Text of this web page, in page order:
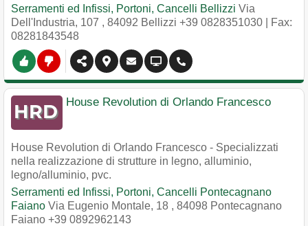
Serramenti ed Infissi, Portoni, Cancelli Bellizzi Via
Dell'Industria, 107 , 84092 Bellizzi +39 0828351030 | Fax:
08281843548
House Revolution di Orlando Francesco
House Revolution di Orlando Francesco - Specializzati
nella realizzazione di strutture in legno, alluminio,
legno/alluminio, pvc.
Serramenti ed Infissi, Portoni, Cancelli Pontecagnano
Faiano Via Eugenio Montale, 18 , 84098 Pontecagnano
Faiano +39 0892962143